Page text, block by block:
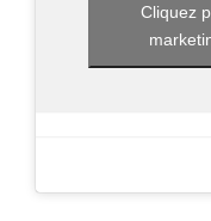
Cliquez